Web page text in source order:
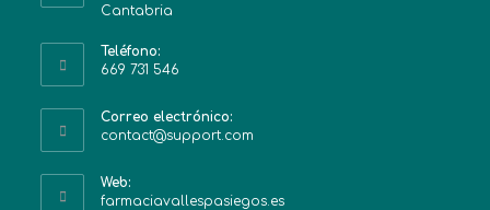
Cantabria
Teléfono:
669 731 546
Correo electrónico:
contact@support.com
Web:
farmaciavallespasiegos.es